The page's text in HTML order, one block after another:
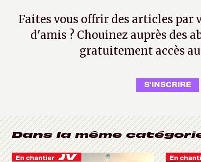
Faites vous offrir des articles par
d'amis ? Chouinez auprès des
gratuitement accès
S'INSCRIRE
Dans la même
En chantier En